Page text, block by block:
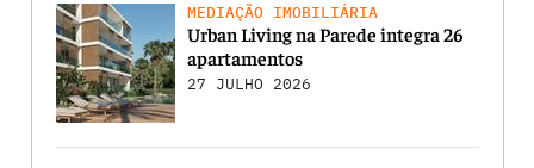
MEDIAÇÃO IMOBILIÁRIA
Urban Living na Parede integra 26
apartamentos
27 JULHO 2026